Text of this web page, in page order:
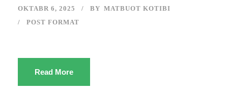
OKTABR 6, 2025 BY MATBUOT KOTIBI
POST FORMAT
Read More